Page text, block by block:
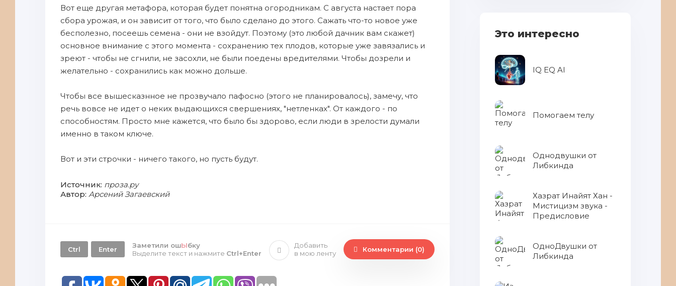
Вот еще другая метафора, которая будет понятна огородникам. С августа настает пора
сбора урожая, и он зависит от того, что было сделано до этого. Сажать что-то новое уже
бесполезно, посеешь семена - они не взойдут. Поэтому (это любой дачник вам скажет)
основное внимание с этого момента - сохранению тех плодов, которые уже завязались и
зреют - чтобы не сгнили, не засохли, не были поедены вредителями. Чтобы дозрели и
желательно - сохранились как можно дольше.
Чтобы все вышесказнное не прозвучало пафосно (этого не планировалось), замечу, что
речь вовсе не идет о неких выдающихся свершениях, "нетленках". От каждого - по
способностям. Просто мне кажется, что было бы здорово, если люди в зрелости думали
именно в таком ключе.
Вот и эти строчки - ничего такого, но пусть будут.
Источник: проза.ру
Автор: Арсений Загаевский
Ctrl Enter Заметили ошЫбку
Выделите текст и нажмите Ctrl+Enter
Добавить
в мою ленту
Комментарии (0)
Это интересно
IQ EQ AI
Помогаем телу
Однодвушки от
Либкинда
Хазрат Инайят Хан -
Мистицизм звука -
Предисловие
ОдноДвушки от
Либкинда